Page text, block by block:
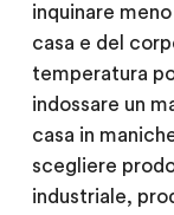
inquinare
casa e del
temperatura
indossare un
casa in
scegliere
industriale,